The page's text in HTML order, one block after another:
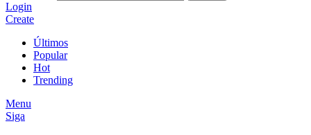
Login
Create
Últimos
Popular
Hot
Trending
Menu
Siga